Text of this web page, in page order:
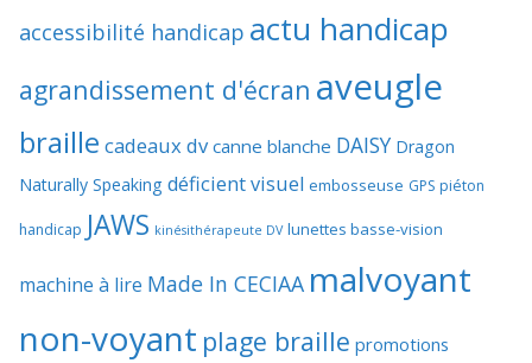
accessibilité handicap actu handicap
agrandissement d'écran aveugle
braille cadeaux dv canne blanche DAISY Dragon
Naturally Speaking déficient visuel embosseuse GPS piéton
handicap JAWS kinésithérapeute DV lunettes basse-vision
machine à lire Made In CECIAA malvoyant
non-voyant plage braille promotions